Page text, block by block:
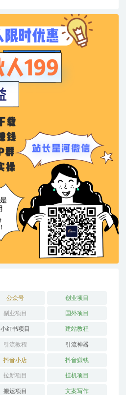
公众号 创业项目
副业项目 国外项目
小红书项目 建站教程
引流教程 引流神器
抖音小店 抖音赚钱
拉新项目 挂机项目
搬运项目 文案写作